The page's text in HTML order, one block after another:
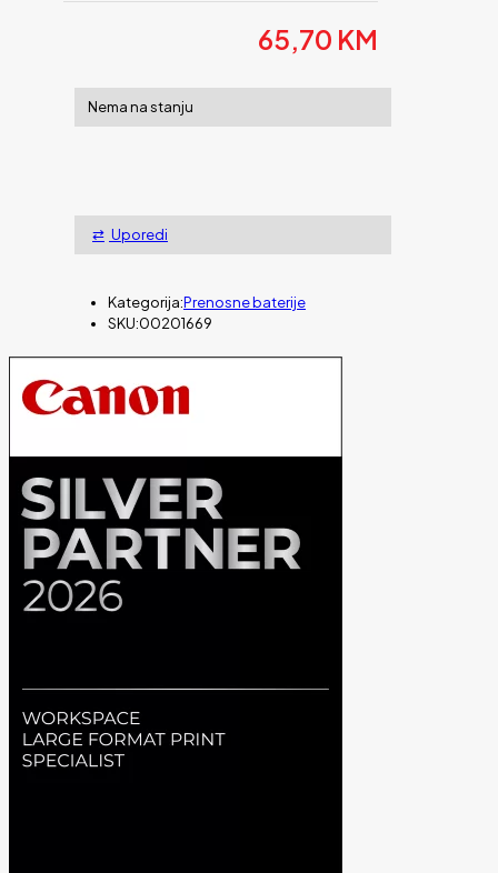
65,70 KM
Nema na stanju
Uporedi
Kategorija:Prenosne baterije
SKU:00201669